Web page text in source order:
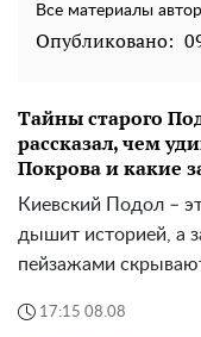
Все материалы
Опубликовано:
Тайны старого
рассказал, чем
Покрова и какие
Киевский Подол –
дышит историей, а
пейзажами
17:15 08.08